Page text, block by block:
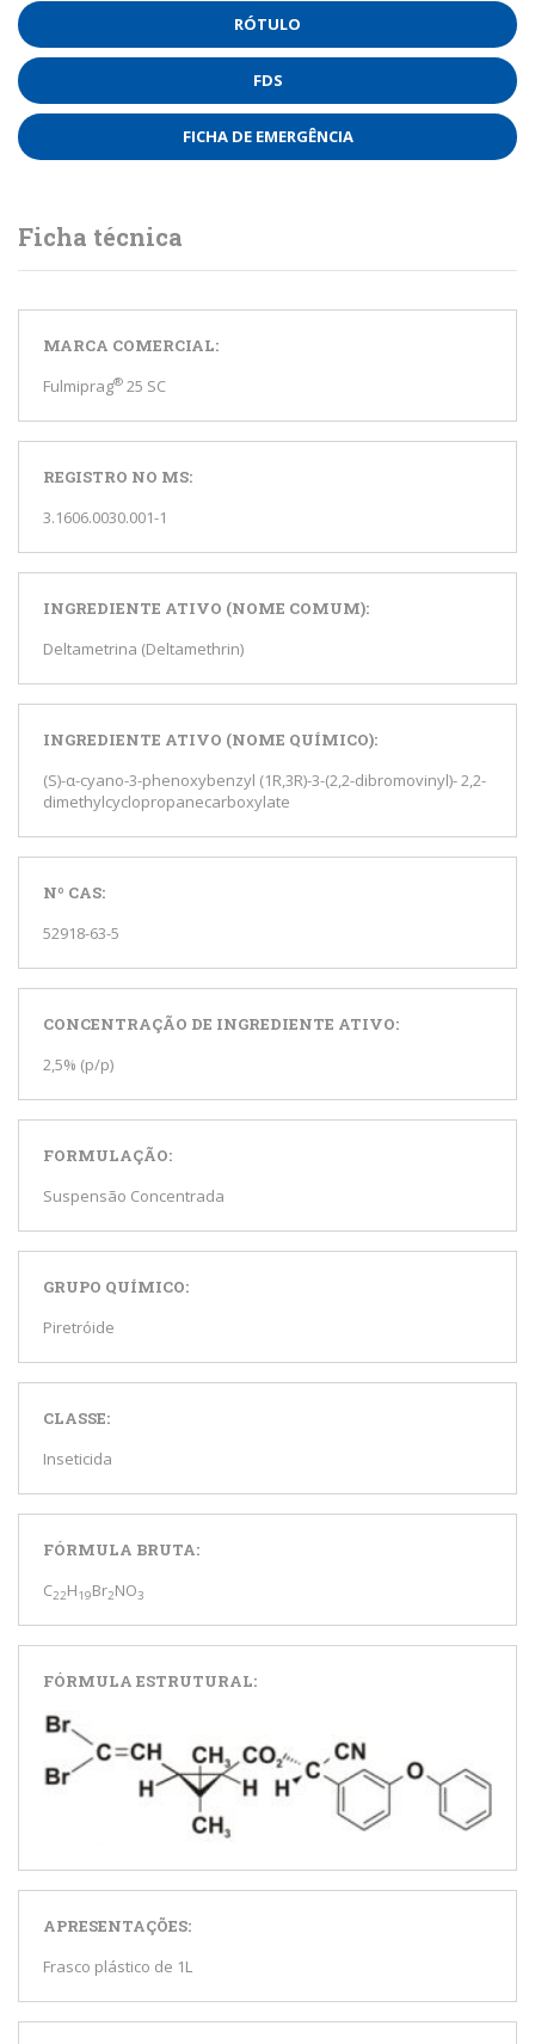
RÓTULO
FDS
FICHA DE EMERGÊNCIA
Ficha técnica
MARCA COMERCIAL:
Fulmiprag® 25 SC
REGISTRO NO MS:
3.1606.0030.001-1
INGREDIENTE ATIVO (NOME COMUM):
Deltametrina (Deltamethrin)
INGREDIENTE ATIVO (NOME QUÍMICO):
(S)-α-cyano-3-phenoxybenzyl (1R,3R)-3-(2,2-dibromovinyl)- 2,2-
dimethylcyclopropanecarboxylate
Nº CAS:
52918-63-5
CONCENTRAÇÃO DE INGREDIENTE ATIVO:
2,5% (p/p)
FORMULAÇÃO:
Suspensão Concentrada
GRUPO QUÍMICO:
Piretróide
CLASSE:
Inseticida
FÓRMULA BRUTA:
C22H19Br2NO3
FÓRMULA ESTRUTURAL:
APRESENTAÇÕES:
Frasco plástico de 1L